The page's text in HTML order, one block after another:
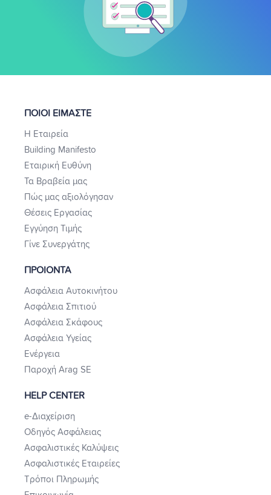
ΠΟΙΟΙ ΕΙΜΑΣΤΕ
Η Εταιρεία
Building Manifesto
Εταιρική Ευθύνη
Τα Βραβεία μας
Πώς μας αξιολόγησαν
Θέσεις Εργασίας
Εγγύηση Τιμής
Γίνε Συνεργάτης
ΠΡΟΙΟΝΤΑ
Ασφάλεια Αυτοκινήτου
Ασφάλεια Σπιτιού
Ασφάλεια Σκάφους
Ασφάλεια Υγείας
Ενέργεια
Παροχή Arag SE
HELP CENTER
e-Διαχείριση
Οδηγός Ασφάλειας
Ασφαλιστικές Καλύψεις
Ασφαλιστικές Εταιρείες
Τρόποι Πληρωμής